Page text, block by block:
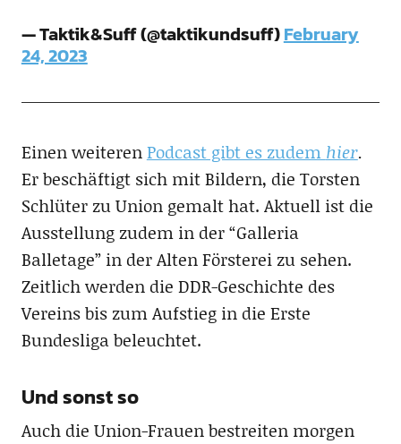
— Taktik&Suff (@taktikundsuff)February
24, 2023
Einen weiterenPodcast gibt es zudem hier.
Er beschäftigt sich mit Bildern, die Torsten
Schlüter zu Union gemalt hat. Aktuell ist die
Ausstellung zudem in der “Galleria
Balletage” in der Alten Försterei zu sehen.
Zeitlich werden die DDR-Geschichte des
Vereins bis zum Aufstieg in die Erste
Bundesliga beleuchtet.
Und sonst so
Auch die Union-Frauen bestreiten morgen